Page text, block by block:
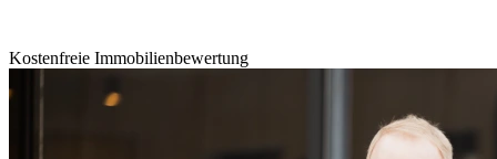
Kostenfreie Immobilienbewertung